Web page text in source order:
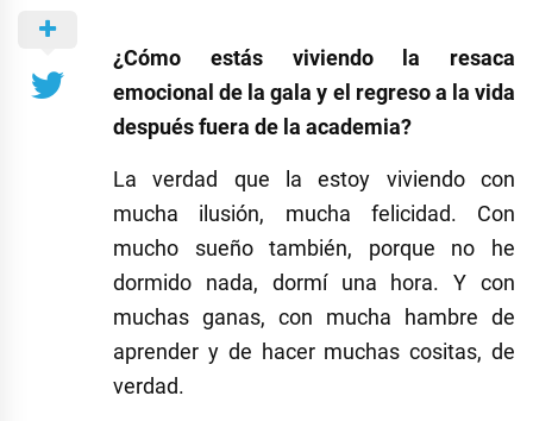
¿Cómo estás viviendo la resaca
emocional de la gala y el regreso a la vida
después fuera de la academia?
La verdad que la estoy viviendo con
mucha ilusión, mucha felicidad. Con
mucho sueño también, porque no he
dormido nada, dormí una hora. Y con
muchas ganas, con mucha hambre de
aprender y de hacer muchas cositas, de
verdad.